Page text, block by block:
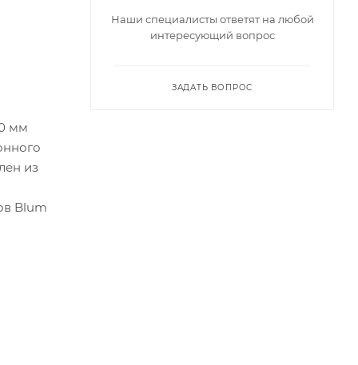
мм
из
Blum
Наши специалисты ответят на любой
интересующий вопрос
ЗАДАТЬ ВОПРОС